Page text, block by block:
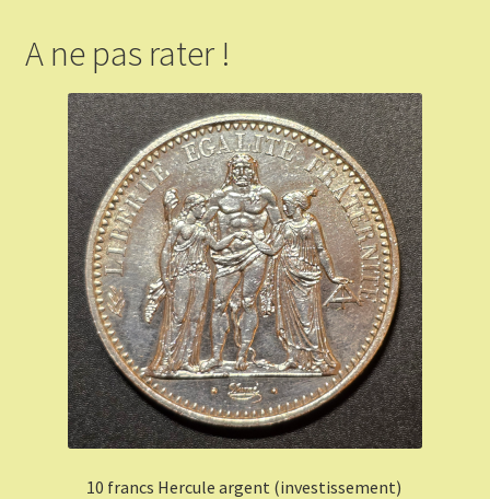
A ne pas rater !
10 francs Hercule argent (investissement)